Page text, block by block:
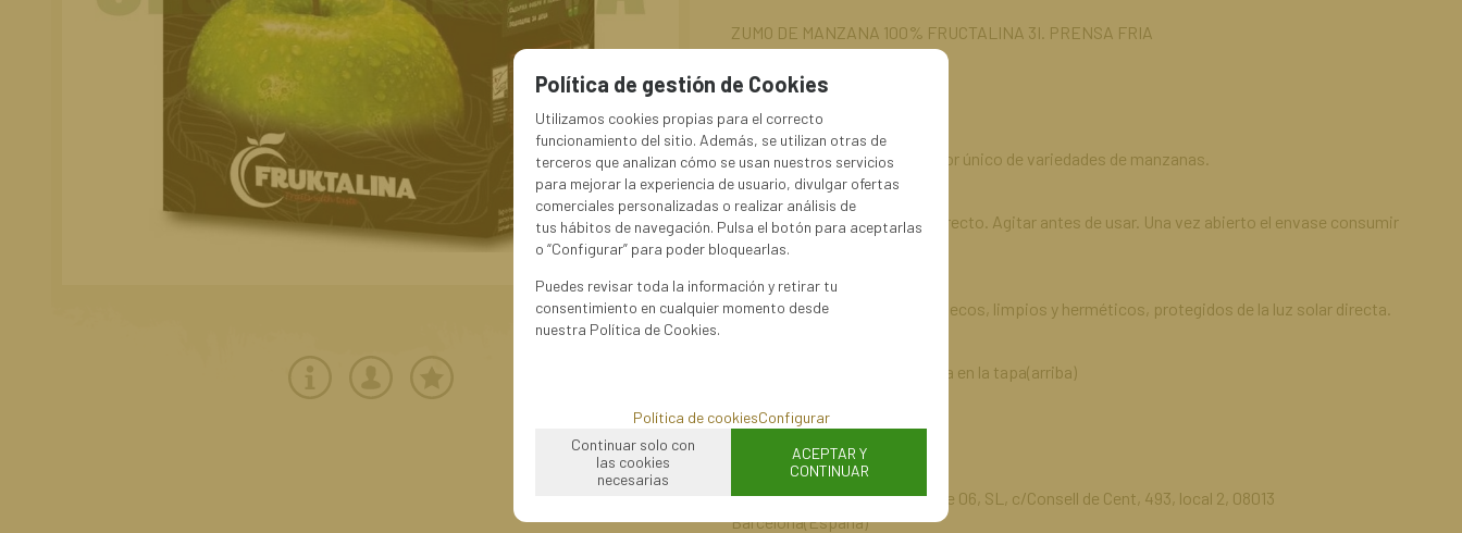
ZUMO DE MANZANA 100% FRUCTALINA 3I. PRENSA FRIA
Precio por kg.:2,28€
Zumo de manzana con un sabor único de variedades de manzanas.
Modo de empleo: Consumo directo. Agitar antes de usar. Una vez abierto el envase consumir
en 10 días.
Almacenamiento: en lugares secos, limpios y herméticos, protegidos de la luz solar directa.
Fecha de caducidad: Ver marca en la tapa(arriba)
Fabricado en Bulgaria
Distribuidor: Punto culminante 06, SL, c/Consell de Cent, 493, local 2, 08013
Barcelona(España)
Política de gestión de Cookies
Utilizamos cookies propias para el correcto
funcionamiento del sitio. Además, se utilizan otras de
terceros que analizan cómo se usan nuestros servicios
para mejorar la experiencia de usuario, divulgar ofertas
comerciales personalizadas o realizar análisis de
tus hábitos de navegación. Pulsa el botón para aceptarlas
o “Configurar” para poder bloquearlas.
Puedes revisar toda la información y retirar tu
consentimiento en cualquier momento desde
nuestra Política de Cookies.
Política de cookiesConfigurar
Continuar solo con
las cookies
necesarias
ACEPTAR Y
CONTINUAR